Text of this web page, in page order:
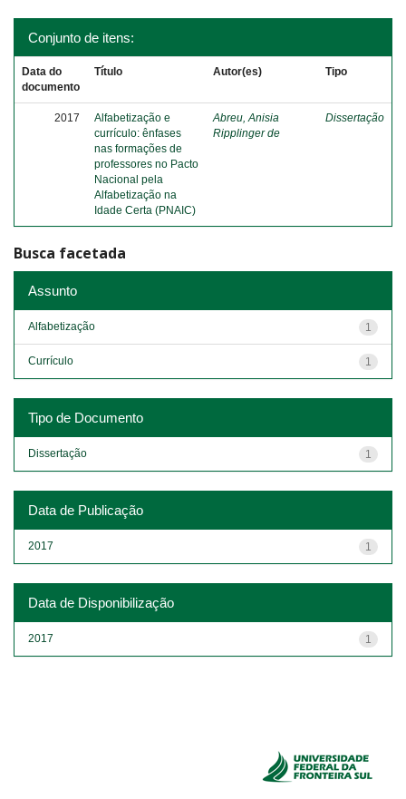
Conjunto de itens:
Data do
documento
Título Autor(es) Tipo
2017
Alfabetização e
currículo: ênfases
nas formações de
professores no Pacto
Nacional pela
Alfabetização na
Idade Certa (PNAIC)
Abreu, Anisia
Ripplinger de
Dissertação
Busca facetada
Assunto
1
Alfabetização
1
Currículo
Tipo de Documento
1
Dissertação
Data de Publicação
1
2017
Data de Disponibilização
1
2017